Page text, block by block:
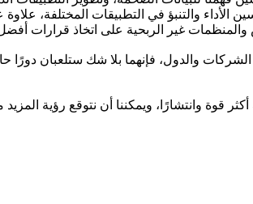
والتنبؤ في التطبيقات المختلفة،
والدول، فإنهما بلا شك ستلعبان دورًا
وانتشارًا، ويمكننا أن نتوقع رؤية المزيد